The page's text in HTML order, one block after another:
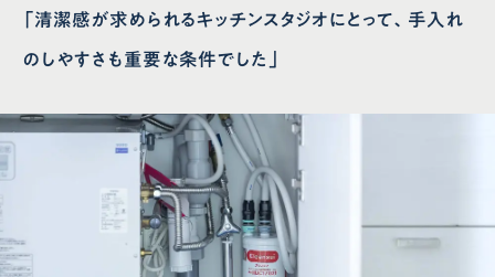
「清潔感が求められるキッチンスタジオにとって、手入れ
のしやすさも重要な条件でした」